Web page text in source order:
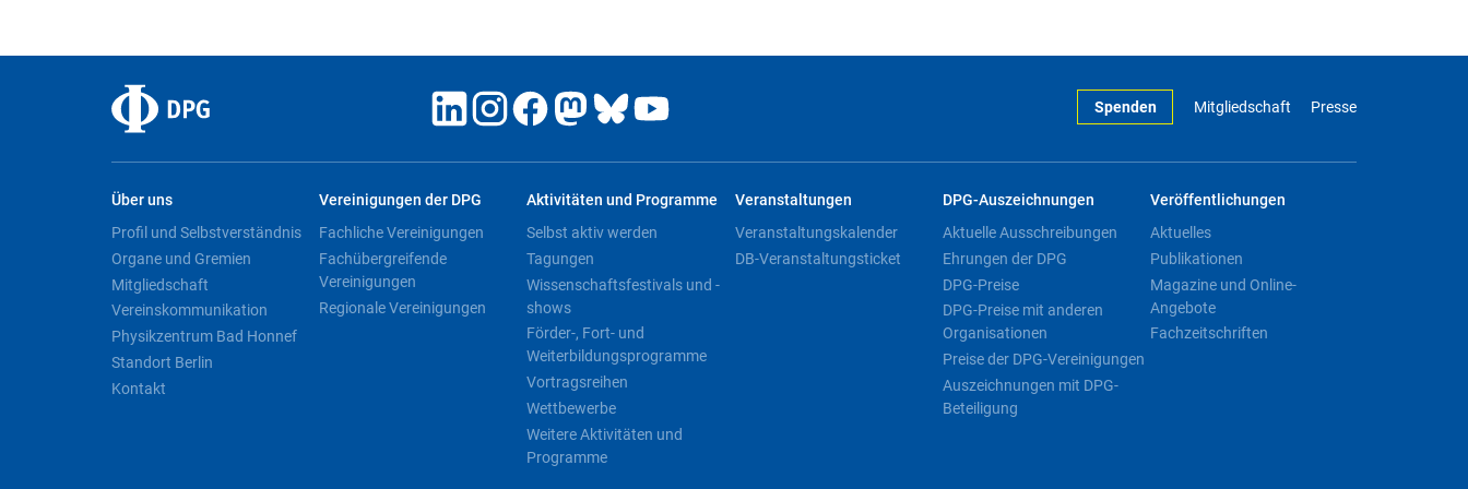
Spenden Mitgliedschaft Presse
Über uns
Profil und Selbstverständnis
Organe und Gremien
Mitgliedschaft
Vereinskommunikation
Physikzentrum Bad Honnef
Standort Berlin
Kontakt
Vereinigungen der DPG
Fachliche Vereinigungen
Fachübergreifende
Vereinigungen
Regionale Vereinigungen
Aktivitäten und Programme
Selbst aktiv werden
Tagungen
Wissenschaftsfestivals und -
shows
Förder-, Fort- und
Weiterbildungsprogramme
Vortragsreihen
Wettbewerbe
Weitere Aktivitäten und
Programme
Veranstaltungen
Veranstaltungskalender
DB-Veranstaltungsticket
DPG-Auszeichnungen
Aktuelle Ausschreibungen
Ehrungen der DPG
DPG-Preise
DPG-Preise mit anderen
Organisationen
Preise der DPG-Vereinigungen
Auszeichnungen mit DPG-
Beteiligung
Veröffentlichungen
Aktuelles
Publikationen
Magazine und Online-
Angebote
Fachzeitschriften